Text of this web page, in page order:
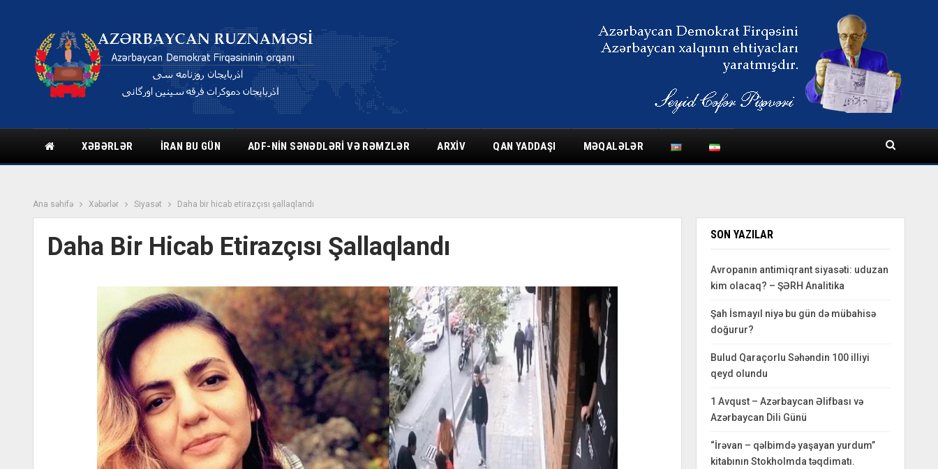
XƏBƏRLƏR İRAN BU GÜN ADF-NIN SƏNƏDLƏRI VƏ RƏMZLƏR ARXIV QAN YADDAŞI MƏQALƏLƏR
Ana səhifə Xəbərlər Siyasət Daha bir hicab etirazçısı şallaqlandı
Daha Bir Hicab Etirazçısı Şallaqlandı SON YAZILAR
Avropanın antimiqrant siyasəti: uduzan
kim olacaq? – ŞƏRH Analitika
Şah İsmayıl niyə bu gün də mübahisə
doğurur?
Bulud Qaraçorlu Səhəndin 100 illiyi
qeyd olundu
1 Avqust – Azərbaycan Əlifbası və
Azərbaycan Dili Günü
“İrəvan – qəlbimdə yaşayan yurdum”
kitabının Stokholmda təqdimatı.